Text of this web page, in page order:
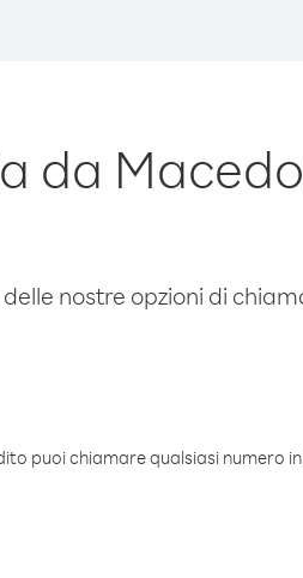
da
nostre opzioni di
puoi chiamare qualsiasi numero